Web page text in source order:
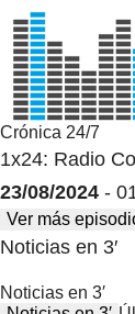
Crónica 24/7
1x24: Radio
23/08/2024 -
Ver más
Noticias en 3′
Noticias en 3′